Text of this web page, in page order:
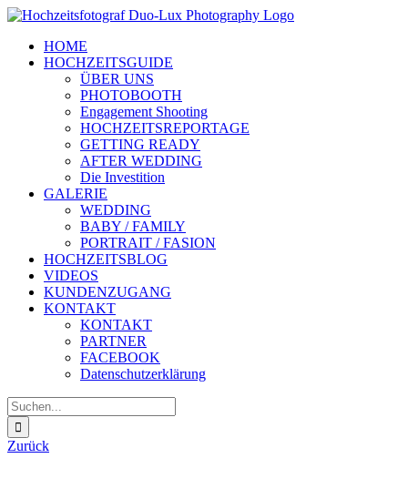
Zum
springenHOME
HOCHZEITSGUIDE
ÜBER UNS
PHOTOBOOTH
Engagement Shooting
HOCHZEITSREPORTAGE
GETTING READY
AFTER WEDDING
Die Investition
GALERIE
WEDDING
BABY / FAMILY
PORTRAIT / FASION
HOCHZEITSBLOG
VIDEOS
KUNDENZUGANG
KONTAKT
KONTAKT
PARTNER
FACEBOOK
Datenschutzerklärung
Suche
nach:
Zurück